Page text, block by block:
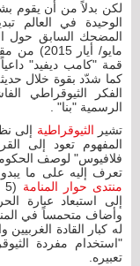
لكن بدلاً من أن يقوم
الوحيدة في العالم
المضحك السابق حول
مايو/
قمة "كامب ديفيد"
كما شدّد بقوة خلال
الفكر الثيوقراطي
الرسمية "بنا" .
تشير الثيوقراطية إلى
المفهوم تعود إلى
فلافيوس" لوصف الحكومة
تعرف إليه على ما
منتدى حوار المنامة
إلى استبعاد عبارة
وأضاف متحمساً في
له كبار القادة
"استخدام مفردة
تعبيره.